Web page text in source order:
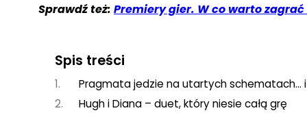
Sprawdź też: Premiery gier. W co warto
Spis treści
Pragmata jedzie na utartych schematach…
Hugh i Diana – duet, który niesie całą grę